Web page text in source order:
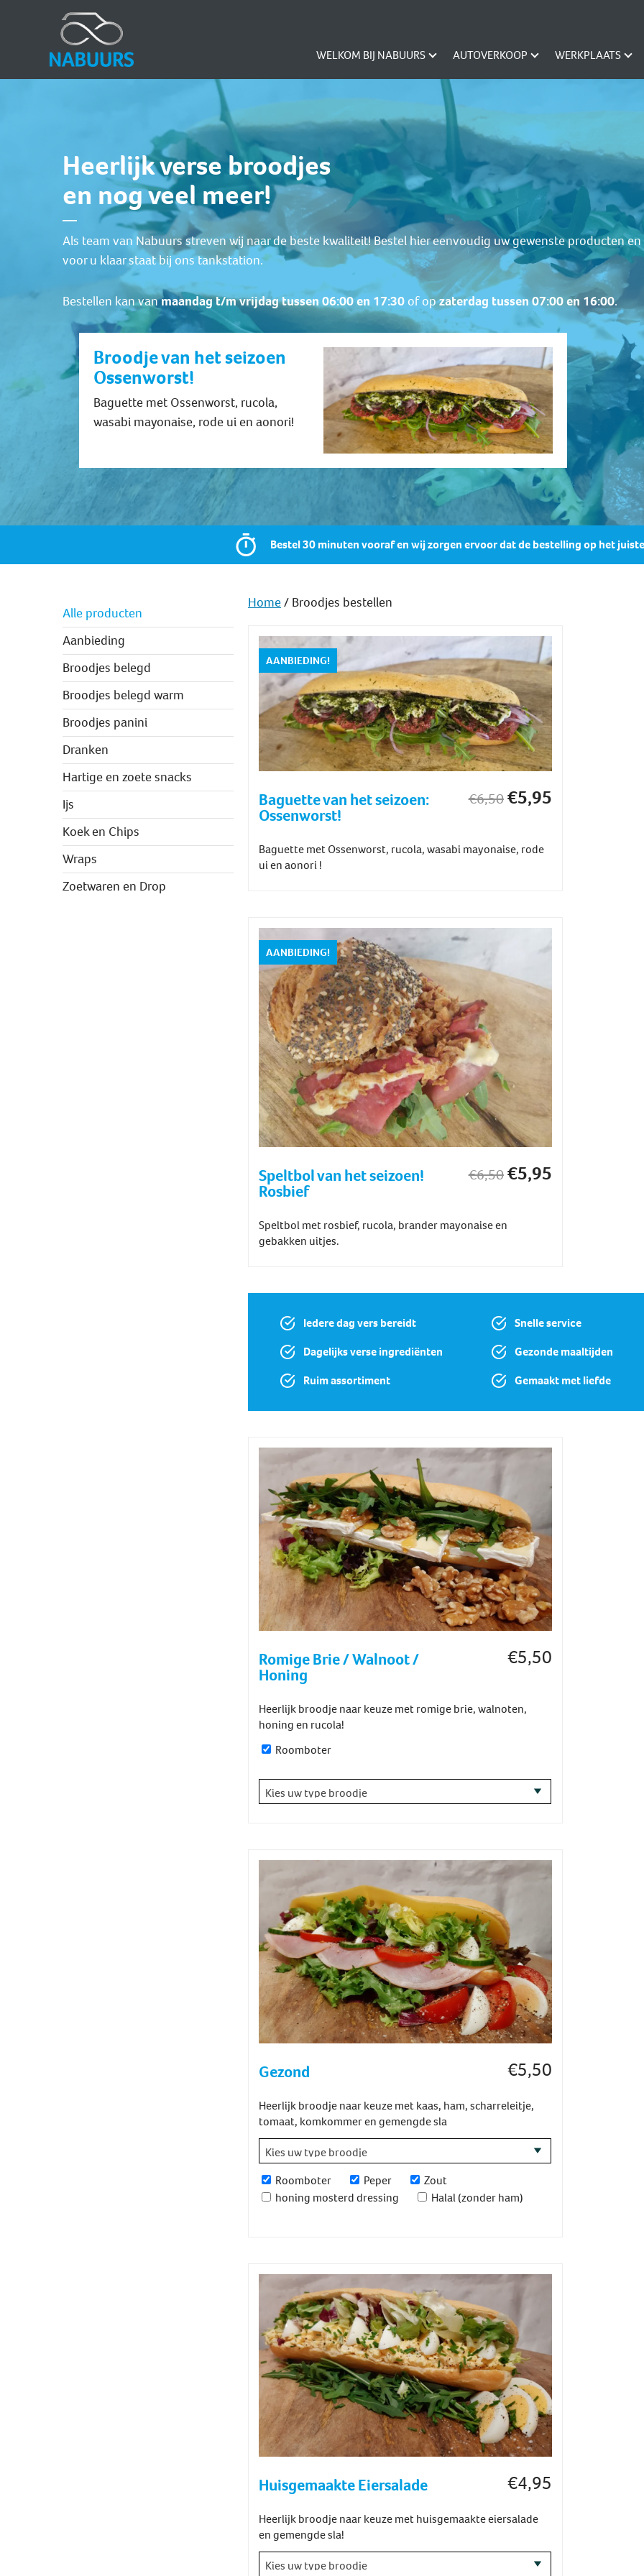
WELKOM BIJ NABUURS AUTOVERKOOP WERKPLAATS
Heerlijk verse broodjes
en nog veel meer!
Als team van Nabuurs streven wij naar de beste kwaliteit! Bestel hier eenvoudig uw gewenste producten
voor u klaar staat bij ons tankstation.
Bestellen kan vanmaandag t/m vrijdag tussen 06:00 en 17:30 of opzaterdag tussen 07:00 en 16:00.
Broodje van het seizoen
Ossenworst!
Baguette met Ossenworst, rucola,
wasabi mayonaise, rode ui en aonori!
Bestel 30 minuten vooraf en wij zorgen ervoor dat de bestelling op het
Alle producten
Aanbieding
Broodjes belegd
Broodjes belegd warm
Broodjes panini
Dranken
Hartige en zoete snacks
Ijs
Koek en Chips
Wraps
Zoetwaren en Drop
Home/ Broodjes bestellen
AANBIEDING!
Baguette van het seizoen:
Ossenworst!
€6,50€5,95
Baguette met Ossenworst, rucola, wasabi mayonaise, rode
ui en aonori !
AANBIEDING!
Speltbol van het seizoen!
Rosbief
€6,50€5,95
Speltbol met rosbief, rucola, brander mayonaise en
gebakken uitjes.
Iedere dag vers bereidt
Snelle service
Dagelijks verse ingrediënten
Gezonde maaltijden
Ruim assortiment
Gemaakt met liefde
Romige Brie / Walnoot /
Honing
€5,50
Heerlijk broodje naar keuze met romige brie, walnoten,
honing en rucola!
Roomboter
Gezond €5,50
Heerlijk broodje naar keuze met kaas, ham, scharreleitje,
tomaat, komkommer en gemengde sla
Roomboter Peper
Zout
honing mosterd dressing
Halal (zonder ham)
Huisgemaakte Eiersalade €4,95
Heerlijk broodje naar keuze met huisgemaakte eiersalade
en gemengde sla!